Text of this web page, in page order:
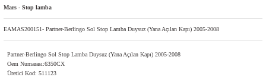
Mars - Stop lamba
EAMAS200151- Partner-Berlingo Sol Stop Lamba Duysuz (Yana Açılan Kapı) 2005-2008
Partner-Berlingo Sol Stop Lamba Duysuz (Yana Açılan Kapı) 2005-2008
Oem Numarası:6350CX
Üretici Kod: 511123